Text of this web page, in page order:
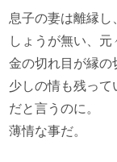
息子の妻は離縁し
しょうが無い、元
金の切れ目が縁の
少しの情も残っ
だと言うのに。
薄情な事だ。